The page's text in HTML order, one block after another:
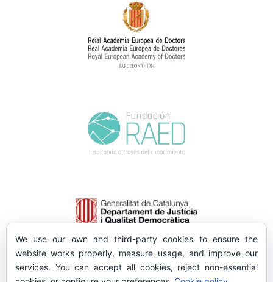
We use our own and third-party cookies to ensure the
website works properly, measure usage, and improve our
services. You can accept all cookies, reject non-essential